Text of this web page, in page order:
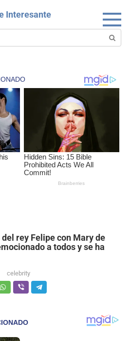
Interesante
rey Felipe con Mary de
a todos y se ha
celebrity